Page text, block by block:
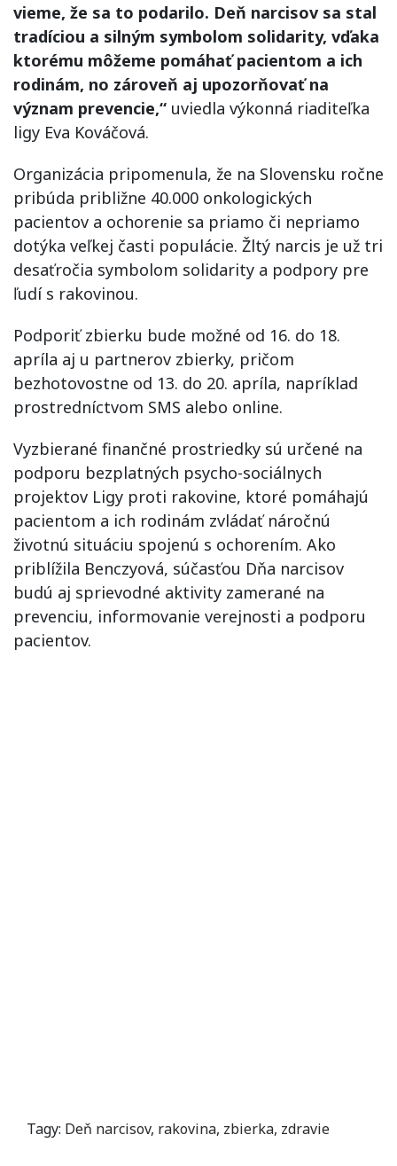
vieme, že sa to podarilo. Deň narcisov sa stal
tradíciou a silným symbolom solidarity, vďaka
ktorému môžeme pomáhať pacientom a ich
rodinám, no zároveň aj upozorňovať na
význam prevencie,“ uviedla výkonná riaditeľka
ligy Eva Kováčová.
Organizácia pripomenula, že na Slovensku ročne
pribúda približne 40.000 onkologických
pacientov a ochorenie sa priamo či nepriamo
dotýka veľkej časti populácie. Žltý narcis je už tri
desaťročia symbolom solidarity a podpory pre
ľudí s rakovinou.
Podporiť zbierku bude možné od 16. do 18.
apríla aj u partnerov zbierky, pričom
bezhotovostne od 13. do 20. apríla, napríklad
prostredníctvom SMS alebo online.
Vyzbierané finančné prostriedky sú určené na
podporu bezplatných psycho-sociálnych
projektov Ligy proti rakovine, ktoré pomáhajú
pacientom a ich rodinám zvládať náročnú
životnú situáciu spojenú s ochorením. Ako
priblížila Benczyová, súčasťou Dňa narcisov
budú aj sprievodné aktivity zamerané na
prevenciu, informovanie verejnosti a podporu
pacientov.
Tagy: Deň narcisov, rakovina, zbierka, zdravie